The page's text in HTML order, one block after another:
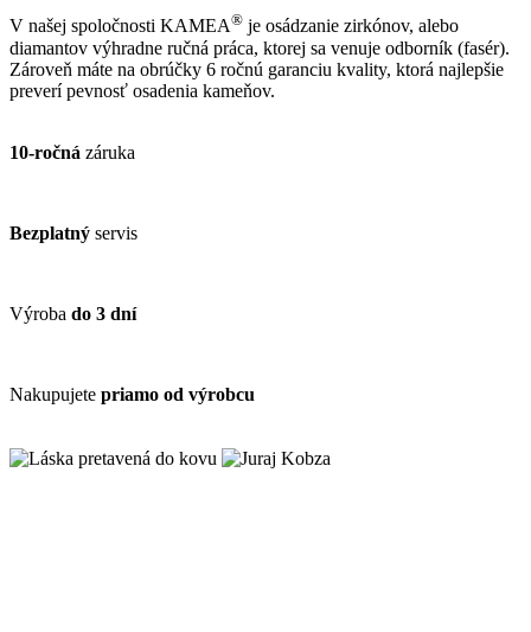
V našej spoločnosti KAMEA® je osádzanie zirkónov, alebo
diamantov výhradne ručná práca, ktorej sa venuje odborník (fasér).
Zároveň máte na obrúčky 6 ročnú garanciu kvality, ktorá najlepšie
preverí pevnosť osadenia kameňov.
10-ročná záruka
Bezplatný servis
Výroba do 3 dní
Nakupujete priamo od výrobcu